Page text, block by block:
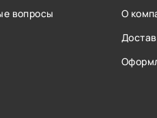
вопросы
О